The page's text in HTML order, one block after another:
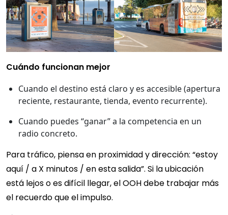
Cuándo funcionan mejor
Cuando el destino está claro y es accesible (apertura
reciente, restaurante, tienda, evento recurrente).
Cuando puedes “ganar” a la competencia en un
radio concreto.
Para tráfico, piensa en proximidad y dirección: “estoy
aquí / a X minutos / en esta salida”. Si la ubicación
está lejos o es difícil llegar, el OOH debe trabajar más
el recuerdo que el impulso.